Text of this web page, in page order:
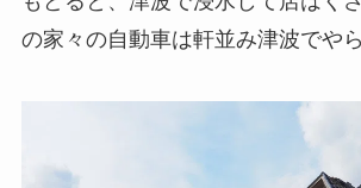
の家々の自動車は軒並み津波でや